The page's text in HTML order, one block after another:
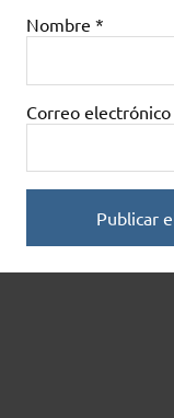
Nombre *
Correo electrónico